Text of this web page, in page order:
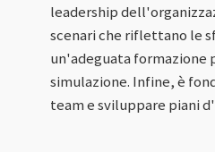
leadership
scenari che riflettano le
un'adeguata
simulazione. Infine, è
team e sviluppare piani